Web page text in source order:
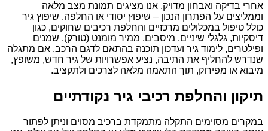
אחרי בדיקה ואבחון מדויק, אנו מציגים תמונת מצב מלאה
וממליצים על הפתרון הנכון – שיפוץ יסודי או החלפה. שיפוץ גיר
כולל טיפול במכלולים מרכזיים והחלפת רכיבים שחוקים, כגון
דיסקיות, גלגלי שיניים, מיסבים, ממיר מומנט (טורק), שמנים
ופילטרים, לימוד גיר ועדכון תוכנה בהתאם לדגם הרכב. אם מתגלה
שנדרש להחליף את התיבה, נציע אפשרויות של גיר חדש, משופץ,
מיבוא או מפירוק, תוך התאמה מלאה לצרכים ולתקציב.
תיקון והחלפת רכיבי גיר נקודתיים
במקרים מסוימים התקלה מתמקדת ברכיב מסוים וניתן לפתור